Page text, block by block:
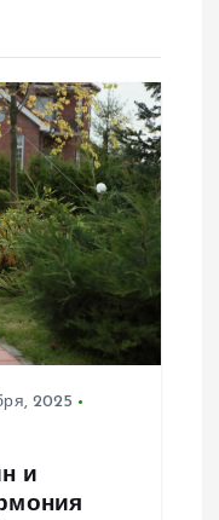
2025
и